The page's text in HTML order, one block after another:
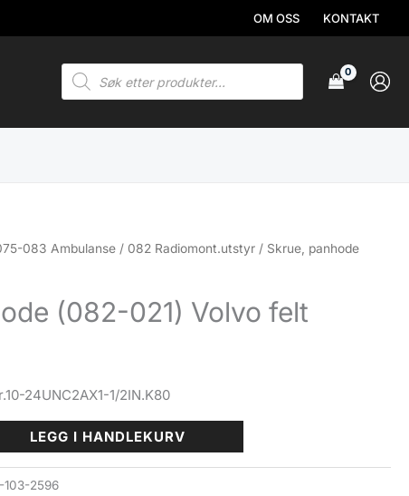
OM OSS KONTAKT
Products
search
083 Ambulanse / 082 Radiomont.utstyr / Skrue, panhode
(082-021) Volvo felt
24UNC2AX1-1/2IN.K80
LEGG I HANDLEKURV
2596